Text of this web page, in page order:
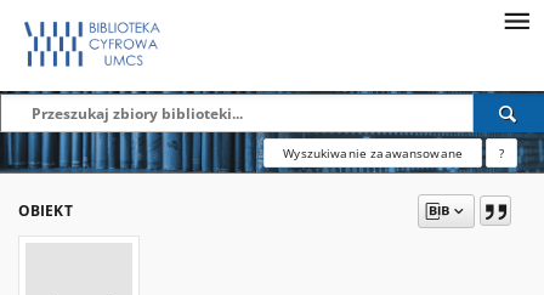
Wyszukiwanie zaawansowane ?
OBIEKT